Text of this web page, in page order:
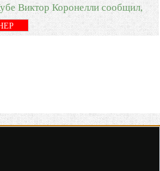
Виктор Коронелли сообщил,